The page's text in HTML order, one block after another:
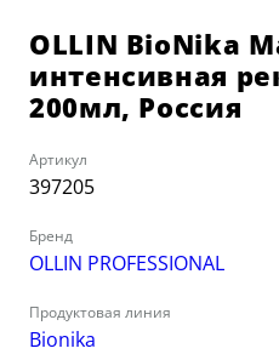
OLLIN BioNika
интенсивная
200мл, Россия
Артикул
397205
Бренд
OLLIN PROFESSIONAL
Продуктовая линия
Bionika